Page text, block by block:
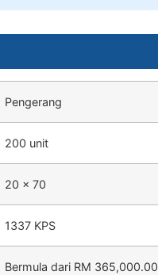
Pengerang
200 unit
20 x 70
1337 KPS
Bermula dari RM 365,000.00